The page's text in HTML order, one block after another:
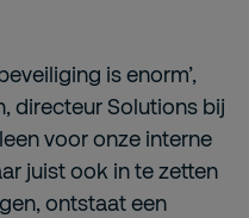
is enorm’,
directeur Solutions bij
voor onze interne
juist ook in te zetten
ontstaat een